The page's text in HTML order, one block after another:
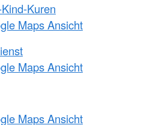
Kuren
Maps Ansicht
Maps Ansicht
Maps Ansicht